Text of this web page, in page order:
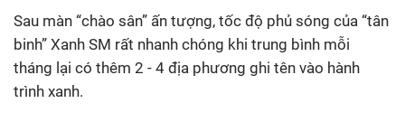
Sau màn “chào sân” ấn tượng, tốc độ phủ sóng của “tân
binh” Xanh SM rất nhanh chóng khi trung bình mỗi
tháng lại có thêm 2 - 4 địa phương ghi tên vào hành
trình xanh.